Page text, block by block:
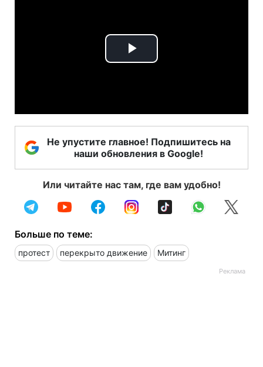
Play
Не упустите главное! Подпишитесь на
наши обновления в Google!
Или читайте нас там, где вам удобно!
Больше по теме:
протест перекрыто движение Митинг